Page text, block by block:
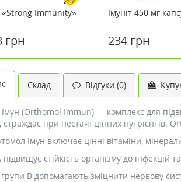
«Strong Immunity»
грн
Імуніт 450 мг
234 грн
Склад Відгуки (0)
(Orthomol Immun) — комплекс для
страждає при нестачі цінних
Імун включає цінні вітаміни,
підвищує стійкість організму до
групи B допомагають зміцнити нервову